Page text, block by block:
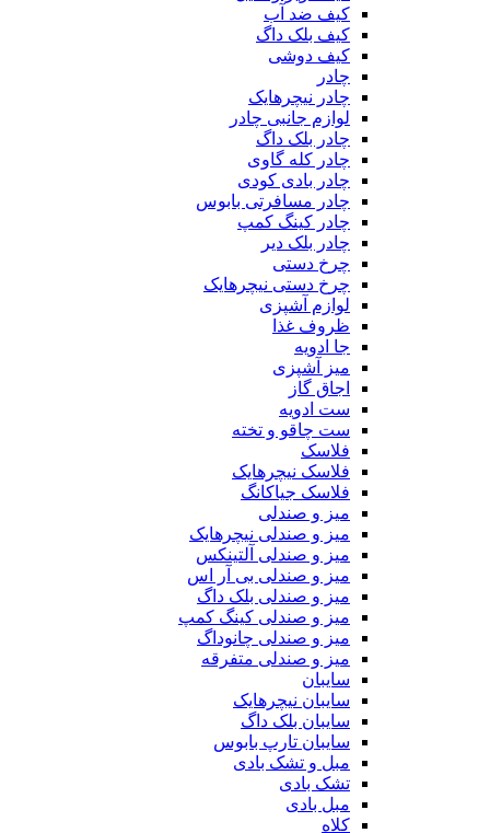
کیف ضد آب
کیف بلک داگ
کیف دوشی
چادر
چادر نیچرهایک
لوازم جانبی چادر
چادر بلک داگ
چادر کله گاوی
چادر بادی کودی
چادر مسافرتی بابوس
چادر کینگ کمپ
چادر بلک دیر
چرخ دستی
چرخ دستی نیچرهایک
لوازم آشپزی
ظروف غذا
جا ادویه
میز آشپزی
اجاق گاز
ست ادویه
ست چاقو و تخته
فلاسک
فلاسک نیچرهایک
فلاسک جیاکانگ
میز و صندلی
میز و صندلی نیچرهایک
میز و صندلی آلتینکس
میز و صندلی بی آر اس
میز و صندلی بلک داگ
میز و صندلی کینگ کمپ
میز و صندلی چانوداگ
میز و صندلی متفرقه
سایبان
سایبان نیچرهایک
سایبان بلک داگ
سایبان تارپ بابوس
مبل و تشک بادی
تشک بادی
مبل بادی
کلاه